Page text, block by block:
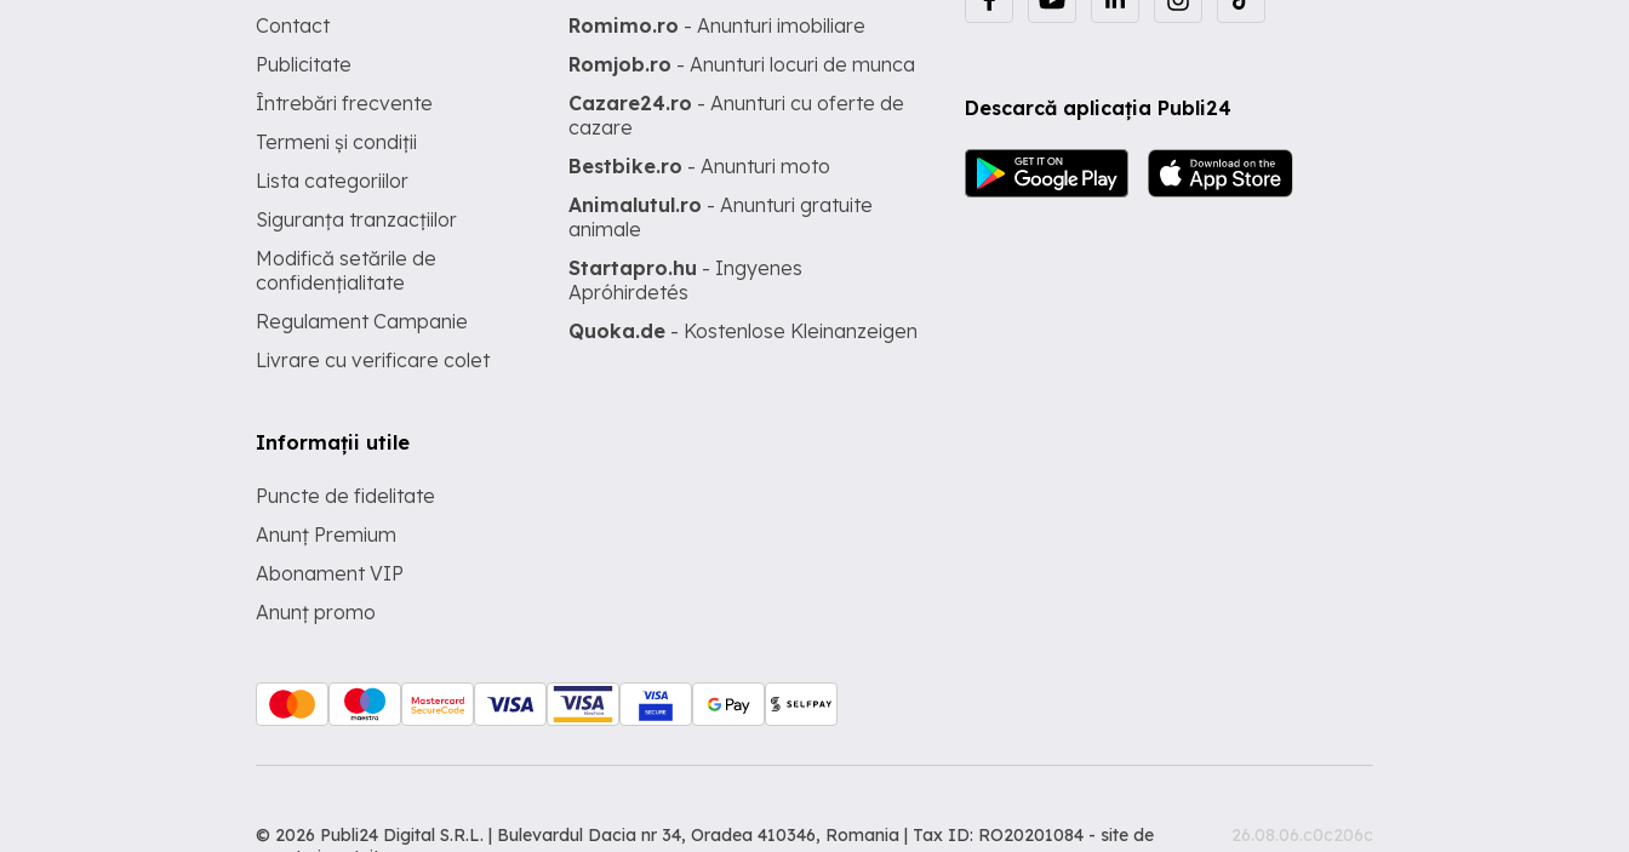
Descarcă aplicația Publi24
Contact
Publicitate
Întrebări frecvente
Termeni și condiții
Lista categoriilor
Siguranța tranzacțiilor
Modifică setările de
confidențialitate
Regulament Campanie
Livrare cu verificare colet
Informații utile
Puncte de fidelitate
Anunț Premium
Abonament VIP
Anunț promo
Romimo.ro - Anunturi imobiliare
Romjob.ro - Anunturi locuri de munca
Cazare24.ro - Anunturi cu oferte de
cazare
Bestbike.ro - Anunturi moto
Animalutul.ro - Anunturi gratuite
animale
Startapro.hu - Ingyenes
Apróhirdetés
Quoka.de - Kostenlose Kleinanzeigen
© 2026 Publi24 Digital S.R.L. | Bulevardul Dacia nr 34, Oradea 410346, Romania | Tax ID: RO20201084 - site de
26.08.06.c0c206c